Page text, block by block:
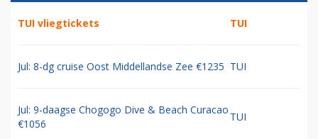
TUI vliegtickets TUI
Jul: 8-dg cruise Oost Middellandse Zee €1235 TUI
Jul: 9-daagse Chogogo Dive & Beach Curacao
€1056
TUI